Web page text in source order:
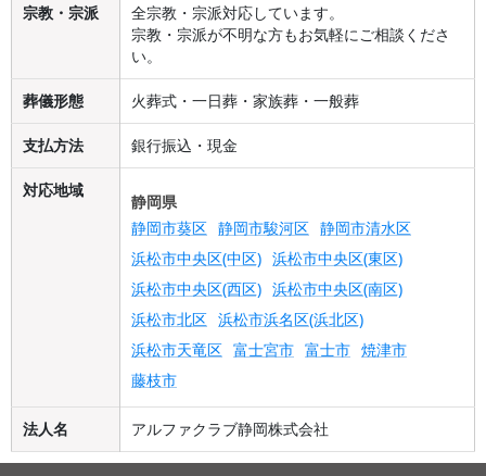
宗教・宗派
全宗教・宗派対応しています。
宗教・宗派が不明な方もお気軽にご相談くださ
い。
葬儀形態 火葬式・一日葬・家族葬・一般葬
支払方法 銀行振込・現金
対応地域
静岡県
静岡市葵区 静岡市駿河区 静岡市清水区
浜松市中央区(中区) 浜松市中央区(東区)
浜松市中央区(西区) 浜松市中央区(南区)
浜松市北区 浜松市浜名区(浜北区)
浜松市天竜区 富士宮市 富士市 焼津市
藤枝市
法人名 アルファクラブ静岡株式会社